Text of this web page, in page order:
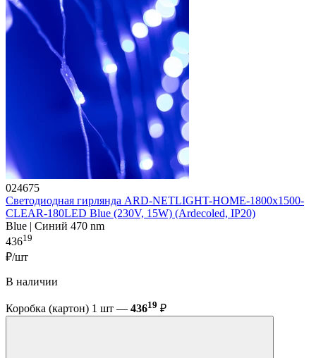
024675
Светодиодная гирлянда ARD-NETLIGHT-HOME-1800x1500-
CLEAR-180LED Blue (230V, 15W) (Ardecoled, IP20)
Blue | Синий 470 nm
43619
₽/шт
В наличии
Коробка (картон) 1 шт — 43619 ₽